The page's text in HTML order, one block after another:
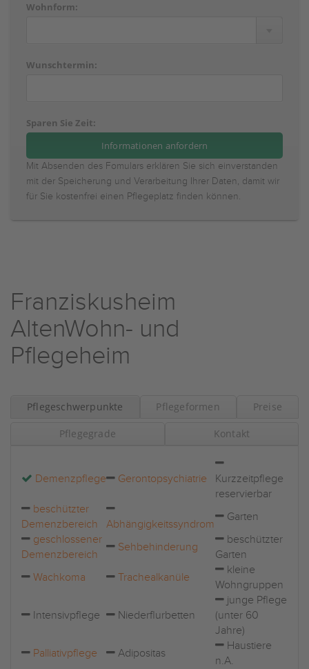
Wohnform:
Wunschtermin:
Sparen Sie Zeit:
Mit Absenden des Fomulars erklären Sie sich einverstanden
mit der Speicherung und Verarbeitung Ihrer Daten, damit wir
für Sie kostenfrei einen Pflegeplatz finden können.
Franziskusheim
AltenWohn- und
Pflegeheim
Pflegeschwerpunkte Pflegeformen Preise
Pflegegrade Kontakt
Demenzpflege Gerontopsychiatrie
Kurzzeitpflege
reservierbar
beschützter
Demenzbereich
Abhängigkeitssyndrom
Garten
geschlossener
Demenzbereich
Sehbehinderung
beschützter
Garten
Wachkoma
Trachealkanüle
kleine
Wohngruppen
Intensivpflege Niederflurbetten
junge Pflege
(unter 60
Jahre)
Palliativpflege
Adipositas
Haustiere
n.A.